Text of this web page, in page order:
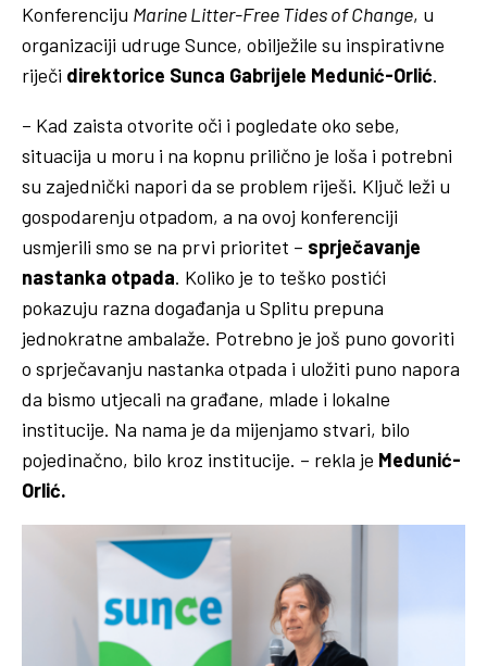
Konferenciju Marine Litter-Free Tides of Change, u
organizaciji udruge Sunce, obilježile su inspirativne
riječi direktorice Sunca Gabrijele Medunić-Orlić.
– Kad zaista otvorite oči i pogledate oko sebe,
situacija u moru i na kopnu prilično je loša i potrebni
su zajednički napori da se problem riješi. Ključ leži u
gospodarenju otpadom, a na ovoj konferenciji
usmjerili smo se na prvi prioritet – sprječavanje
nastanka otpada. Koliko je to teško postići
pokazuju razna događanja u Splitu prepuna
jednokratne ambalaže. Potrebno je još puno govoriti
o sprječavanju nastanka otpada i uložiti puno napora
da bismo utjecali na građane, mlade i lokalne
institucije. Na nama je da mijenjamo stvari, bilo
pojedinačno, bilo kroz institucije. – rekla je Medunić-
Orlić.